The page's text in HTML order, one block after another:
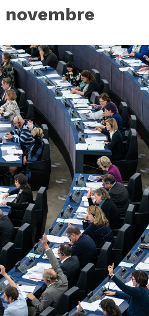
novembre